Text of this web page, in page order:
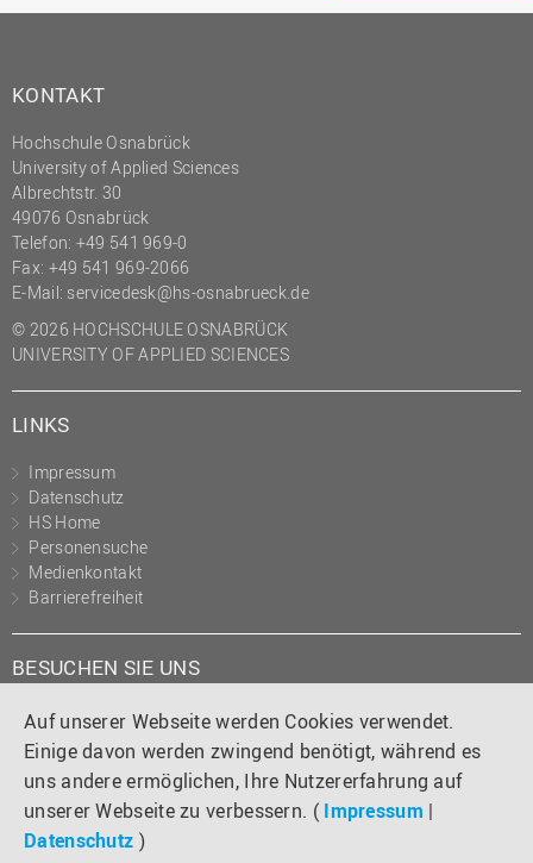
Auf unserer Webseite werden Cookies verwendet.
Einige davon werden zwingend benötigt, während es
uns andere ermöglichen, Ihre Nutzererfahrung auf
unserer Webseite zu verbessern. ( Impressum |
Datenschutz )
KONTAKT
Hochschule Osnabrück
University of Applied Sciences
Albrechtstr. 30
49076 Osnabrück
Telefon: +49 541 969-0
Fax: +49 541 969-2066
E-Mail: servicedesk@hs-osnabrueck.de
© 2026 HOCHSCHULE OSNABRÜCK
UNIVERSITY OF APPLIED SCIENCES
LINKS
Impressum
Datenschutz
HS Home
Personensuche
Medienkontakt
Barrierefreiheit
BESUCHEN SIE UNS
Instagram
TiktokLinkedIn
YouTube
Facebook